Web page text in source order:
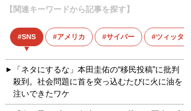
【関連キーワードから記事を探す】
SNS アメリカ サイバー ツィッター
「ネタにするな」本田圭佑の“移民投稿”に批判
殺到。社会問題に首を突っ込むたびに火に油を
注いできたワケ